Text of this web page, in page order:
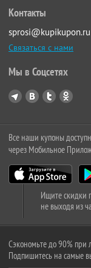
Контакты
sprosi@kupikupon.ru
Связаться с нами
Мы в Соцсетях
Все наши купоны
через Мобильное
Ищите скидки
не выходя из
Сэкономьте до 90% при
Подпишитесь на самые